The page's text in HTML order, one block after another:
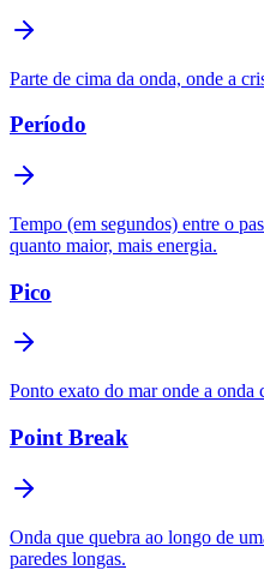
Parte de cima da onda, onde a
Período
Tempo (em segundos) entre o
quanto maior, mais energia.
Pico
Ponto exato do mar onde a onda
Point Break
Onda que quebra ao longo de
paredes longas.